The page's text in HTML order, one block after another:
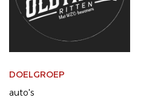
DOELGROEP
auto's